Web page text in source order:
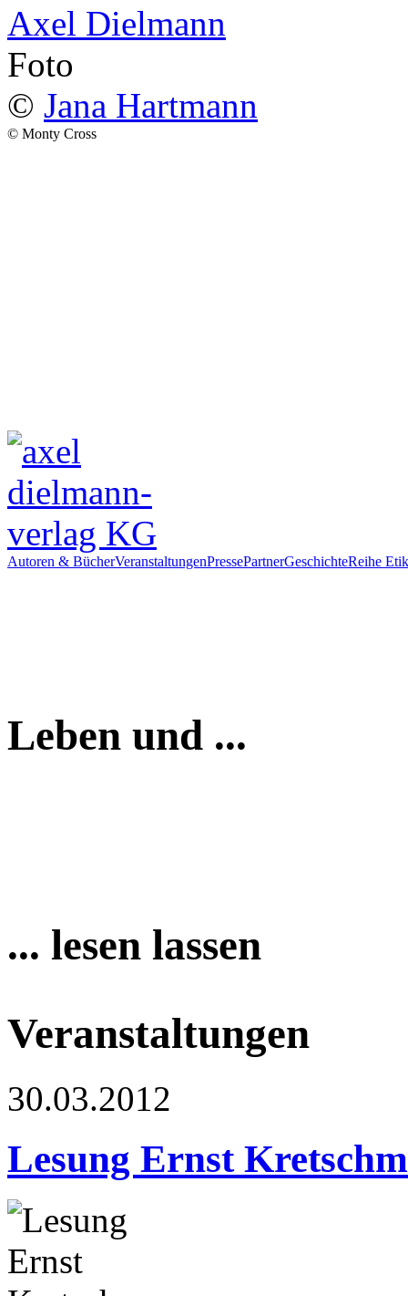
Axel Dielmann
Foto
© Jana Hartmann
© Monty Cross
Autoren & BücherVeranstaltungenPressePartnerGeschichteReihe
Leben und ...
... lesen lassen
Veranstaltungen
30.03.2012
Lesung Ernst